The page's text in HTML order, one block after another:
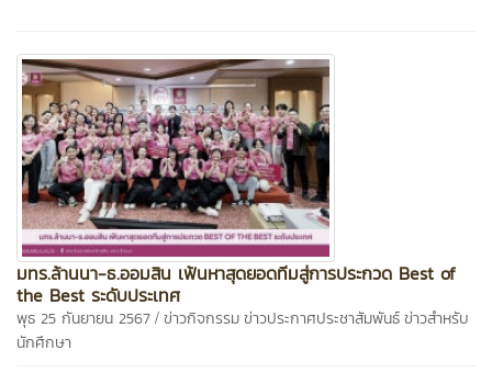
มทร.ล้านนา-ธ.ออมสิน เฟ้นหาสุดยอดทีมสู่การประกวด Best of
the Best ระดับประเทศ
พุธ 25 กันยายน 2567 / ข่าวกิจกรรมข่าวประกาศประชาสัมพันธ์ข่าวสำหรับ
นักศึกษา